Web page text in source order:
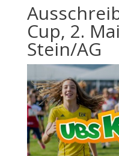
Cup, 2.
Stein/AG